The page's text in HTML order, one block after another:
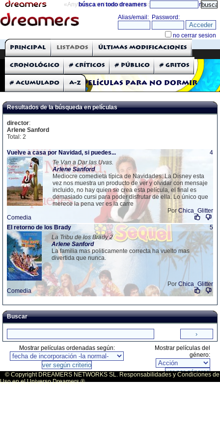
«Anything can happen and it probably will» directorio
búsca en todo dreamers
THE DREAMERS
Críticas: Películas
Películas para no dormir
Principal Listados Últimas modificaciones
Cronológico # Críticos # Público # Gritos
# Acumulado A-Z
Resultados de la búsqueda en películas
director:
Arlene Sanford
Total: 2
Vuelve a casa por Navidad, si puedes...
4
Te Van a Dar las Uvas.
Arlene Sanford
Mediocre comedieta típica de Navidades. La Disney esta
vez nos muestra un producto de ver y olvidar con mensaje
incluido, no hay quien se crea esta película, el final es
demasiado cursi para poder disfrutar de ella. Lo único que
merece la pena ver es la carre
Por Chica_Glitter
Comedia
El retorno de los Brady
5
La Tribu de los Brady 2
Arlene Sanford
La familia mas politicamente correcta ha vuelto mas
divertida que nunca.
Por Chica_Glitter
Comedia
Buscar
Mostrar películas ordenadas según:
Mostrar películas del
género:
© Copyright DREAMERS NETWORKS SL. Responsabilidades y Condiciones de
Uso en el Universo Dreamers ®